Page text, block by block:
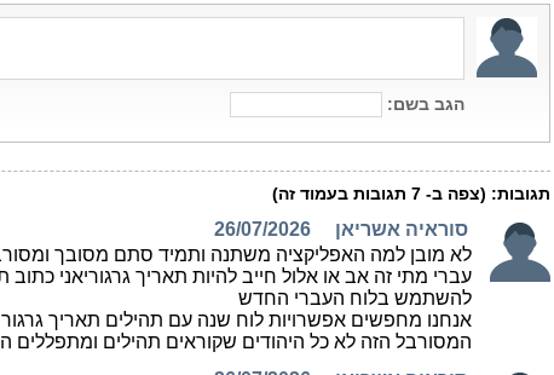
הגב בשם:
תגובות: (צפה ב- 7 תגובות בעמוד זה)
סוראיה אשריאן
26/07/2026
לא מובן למה האפליקציה משתנה ותמיד סתם מסובך
עברי מתי זה אב או אלול חייב להיות תאריך גרגוריאני
להשתמש בלוח העברי החדש
אנחנו מחפשים אפשרויות לוח שנה עם תהילים תאריך
המסורבל הזה לא כל היהודים שקוראים תהילים ומתפללים